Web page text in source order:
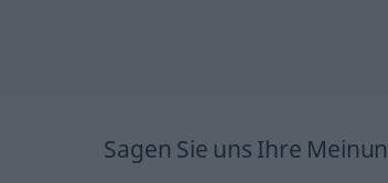
Sagen Sie uns Ihre